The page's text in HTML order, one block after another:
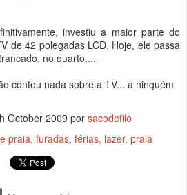
investiu a maior parte do
de 42 polegadas LCD. Hoje, ele passa
no quarto....
contou nada sobre a TV... a ninguém
October 2009 por sacodefilo
praia furadas férias lazer praia